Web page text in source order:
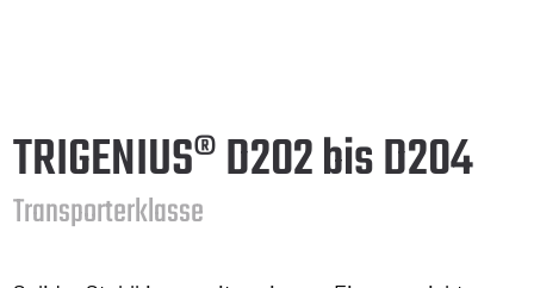
TRIGENIUS® D202 bis D204
Transporterklasse